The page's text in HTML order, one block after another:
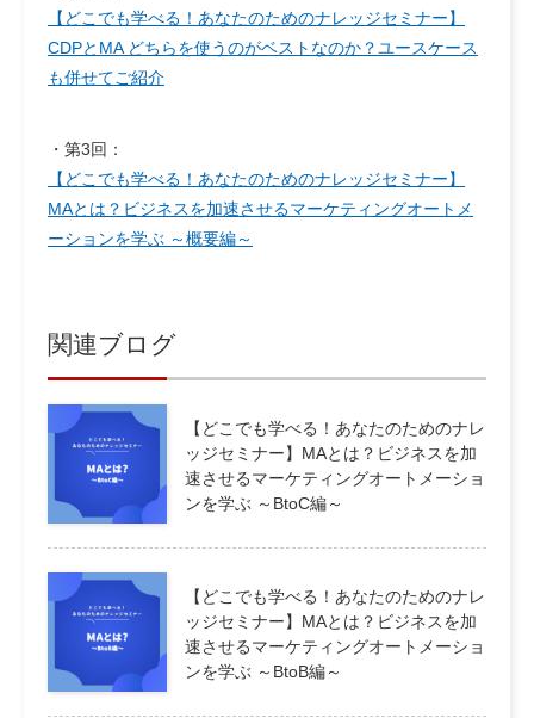
【どこでも学べる！あなたのためのナレッジセミナー】
CDPとMA どちらを使うのがベストなのか？ユースケース
も併せてご紹介
・第3回：
【どこでも学べる！あなたのためのナレッジセミナー】
MAとは？ビジネスを加速させるマーケティングオートメ
ーションを学ぶ ～概要編～
関連ブログ
【どこでも学べる！あなたのためのナレ
ッジセミナー】MAとは？ビジネスを加
速させるマーケティングオートメーショ
ンを学ぶ ～BtoC編～
【どこでも学べる！あなたのためのナレ
ッジセミナー】MAとは？ビジネスを加
速させるマーケティングオートメーショ
ンを学ぶ ～BtoB編～